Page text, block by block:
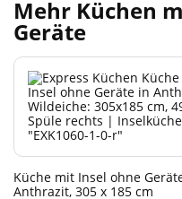
Mehr Küchen
Geräte
Küche mit Insel ohne
Anthrazit, 305 x 185 cm